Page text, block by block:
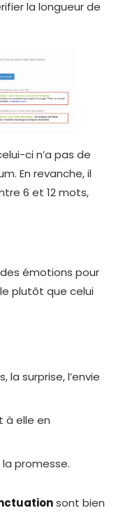
la longueur de
ci n’a pas de
En revanche, il
6 et 12 mots,
émotions pour
plutôt que celui
la surprise, l’envie
à elle en
promesse.
sont bien